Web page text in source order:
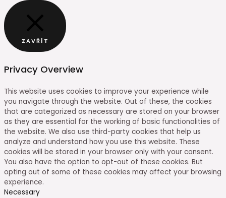
ZAVŘÍT
Privacy Overview
This website uses cookies to improve your experience while
you navigate through the website. Out of these, the cookies
that are categorized as necessary are stored on your browser
as they are essential for the working of basic functionalities of
the website. We also use third-party cookies that help us
analyze and understand how you use this website. These
cookies will be stored in your browser only with your consent.
You also have the option to opt-out of these cookies. But
opting out of some of these cookies may affect your browsing
experience.
Necessary